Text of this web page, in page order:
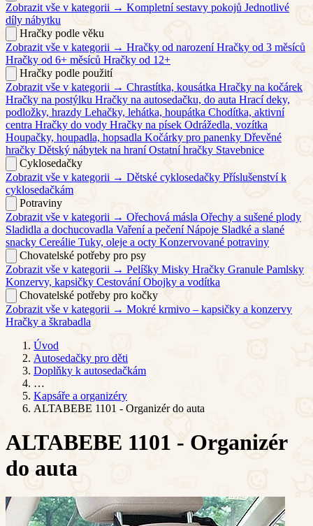
Zobrazit vše v kategorii → Kompletní sestavy pokojů Jednotlivé
díly nábytku
Hračky podle věku
Zobrazit vše v kategorii → Hračky od narození Hračky od 3 měsíců
Hračky od 6+ měsíců Hračky od 12+
Hračky podle použití
Zobrazit vše v kategorii → Chrastítka, kousátka Hračky na kočárek
Hračky na postýlku Hračky na autosedačku, do auta Hrací deky,
podložky, hrazdy Lehačky, lehátka, houpátka Chodítka, aktivní
centra Hračky do vody Hračky na písek Odrážedla, vozítka
Houpačky, houpadla, hopsadla Kočárky pro panenky Dřevěné
hračky Dětský nábytek na hraní Ostatní hračky Stavebnice
Cyklosedačky
Zobrazit vše v kategorii → Dětské cyklosedačky Příslušenství k
cyklosedačkám
Potraviny
Zobrazit vše v kategorii → Ořechová másla Ořechy a sušené plody
Sladidla a dochucovadla Vaření a pečení Nápoje Sladké a slané
snacky Cereálie Tuky, oleje a octy Konzervované potraviny
Chovatelské potřeby pro psy
Zobrazit vše v kategorii → Pelíšky Misky Hračky Granule Pamlsky
Konzervy, kapsičky Cestování Obojky a vodítka
Chovatelské potřeby pro kočky
Zobrazit vše v kategorii → Mokré krmivo – kapsičky a konzervy
Hračky a škrabadla
Úvod
Autosedačky pro děti
Doplňky k autosedačkám
…
Kapsáře a organizéry
ALTABEBE 1101 - Organizér do auta
ALTABEBE 1101 - Organizér
do auta